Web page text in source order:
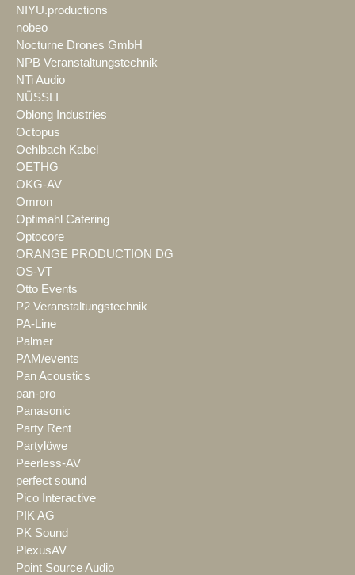
NIYU.productions
nobeo
Nocturne Drones GmbH
NPB Veranstaltungstechnik
NTi Audio
NÜSSLI
Oblong Industries
Octopus
Oehlbach Kabel
OETHG
OKG-AV
Omron
Optimahl Catering
Optocore
ORANGE PRODUCTION DG
OS-VT
Otto Events
P2 Veranstaltungstechnik
PA-Line
Palmer
PAM/events
Pan Acoustics
pan-pro
Panasonic
Party Rent
Partylöwe
Peerless-AV
perfect sound
Pico Interactive
PIK AG
PK Sound
PlexusAV
Point Source Audio